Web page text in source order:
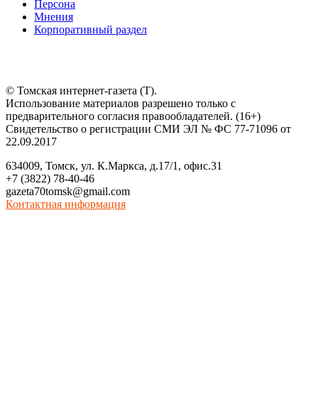
Персона
Мнения
Корпоративный раздел
© Томская интернет-газета (Т).
Использование материалов разрешено только с
предварительного согласия правообладателей. (16+)
Свидетельство о регистрации СМИ ЭЛ № ФС 77-71096 от
22.09.2017
634009, Томск, ул. К.Маркса, д.17/1, офис.31
+7 (3822) 78-40-46
gazeta70tomsk@gmail.com
Контактная информация